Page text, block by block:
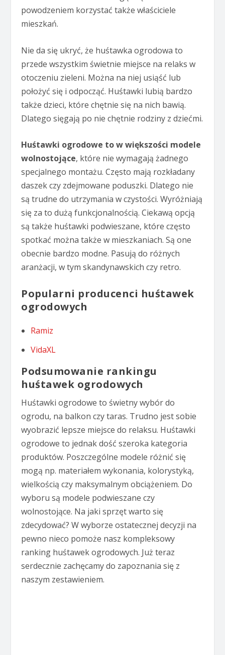
powodzeniem korzystać także właściciele
mieszkań.
Nie da się ukryć, że huśtawka ogrodowa to
przede wszystkim świetnie miejsce na relaks w
otoczeniu zieleni. Można na niej usiąść lub
położyć się i odpocząć. Huśtawki lubią bardzo
także dzieci, które chętnie się na nich bawią.
Dlatego sięgają po nie chętnie rodziny z dziećmi.
Huśtawki ogrodowe to w większości modele
wolnostojące, które nie wymagają żadnego
specjalnego montażu. Często mają rozkładany
daszek czy zdejmowane poduszki. Dlatego nie
są trudne do utrzymania w czystości. Wyróżniają
się za to dużą funkcjonalnością. Ciekawą opcją
są także huśtawki podwieszane, które często
spotkać można także w mieszkaniach. Są one
obecnie bardzo modne. Pasują do różnych
aranżacji, w tym skandynawskich czy retro.
Popularni producenci huśtawek
ogrodowych
Ramiz
VidaXL
Podsumowanie rankingu
huśtawek ogrodowych
Huśtawki ogrodowe to świetny wybór do
ogrodu, na balkon czy taras. Trudno jest sobie
wyobrazić lepsze miejsce do relaksu. Huśtawki
ogrodowe to jednak dość szeroka kategoria
produktów. Poszczególne modele różnić się
mogą np. materiałem wykonania, kolorystyką,
wielkością czy maksymalnym obciążeniem. Do
wyboru są modele podwieszane czy
wolnostojące. Na jaki sprzęt warto się
zdecydować? W wyborze ostatecznej decyzji na
pewno nieco pomoże nasz kompleksowy
ranking huśtawek ogrodowych. Już teraz
serdecznie zachęcamy do zapoznania się z
naszym zestawieniem.